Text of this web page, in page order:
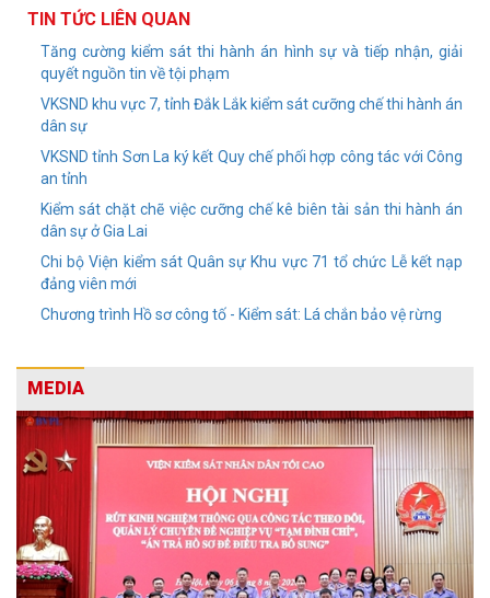
TIN TỨC LIÊN QUAN
Tăng cường kiểm sát thi hành án hình sự và tiếp nhận, giải
quyết nguồn tin về tội phạm
VKSND khu vực 7, tỉnh Đắk Lắk kiểm sát cưỡng chế thi hành án
dân sự
VKSND tỉnh Sơn La ký kết Quy chế phối hợp công tác với Công
an tỉnh
Kiểm sát chặt chẽ việc cưỡng chế kê biên tài sản thi hành án
dân sự ở Gia Lai
Chi bộ Viện kiểm sát Quân sự Khu vực 71 tổ chức Lễ kết nạp
đảng viên mới
Chương trình Hồ sơ công tố - Kiểm sát: Lá chắn bảo vệ rừng
MEDIA